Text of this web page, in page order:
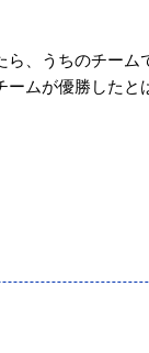
、うちのチーム
ムが優勝したと